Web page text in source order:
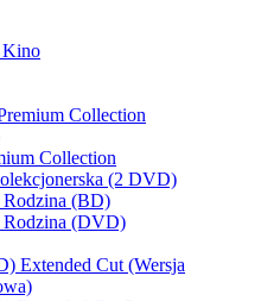
Kino
Collection
Collection
(2 DVD)
(BD)
(DVD)
Extended Cut (Wersja